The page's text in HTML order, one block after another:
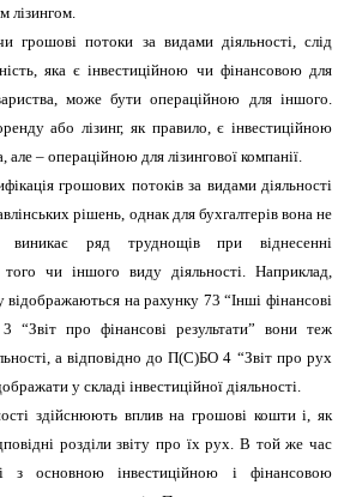
лізингом.
грошові потоки за видами діяльності, слід
яка є інвестиційною чи фінансовою для
може бути операційною для іншого.
або лізинг, як правило, є інвестиційною
але – операційною для лізингової компанії.
грошових потоків за видами діяльності
рішень, однак для бухгалтерів вона не
виникає ряд труднощів при віднесенні
того чи іншого виду діяльності. Наприклад,
відображаються на рахунку 73 “Інші фінансові
“Звіт про фінансові результати” вони теж
а відповідно до П(С)БО 4 “Звіт про рух
у складі інвестиційної діяльності.
здійснюють вплив на грошові кошти і, як
розділи звіту про їх рух. В той же час
з основною інвестиційною і фінансовою